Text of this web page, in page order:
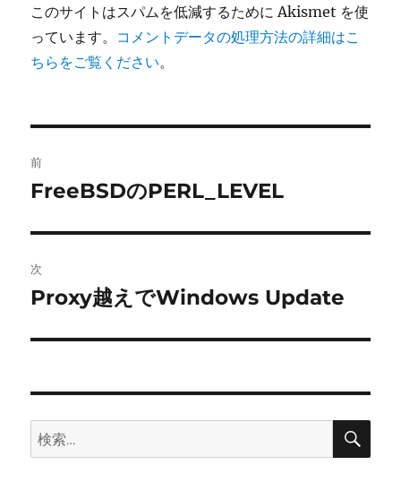
このサイトはスパムを低減するために Akismet を使
っています。 コメントデータの処理方法の詳細はこ
ちらをご覧ください。
稿
ビ
ゲ
ー
ン
前
前
投
稿:
FreeBSDのPERL_LEVEL
次
次
投
Proxy越えでWindows Update
検
索:
検